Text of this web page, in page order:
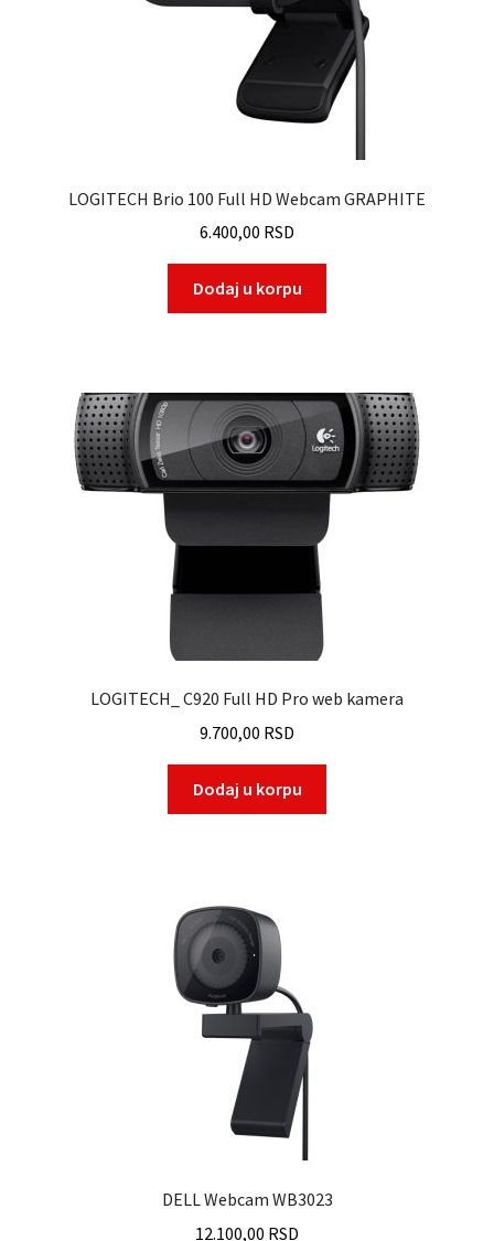
LOGITECH Brio 100 Full HD Webcam GRAPHITE
6.400,00 RSD
Dodaj u korpu
LOGITECH_ C920 Full HD Pro web kamera
9.700,00 RSD
Dodaj u korpu
DELL Webcam WB3023
12.100,00 RSD